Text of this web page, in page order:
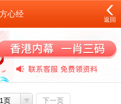
心经
返回
页 下一页